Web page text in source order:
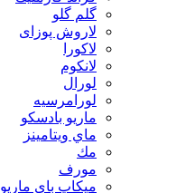
گلم گلو
لاروش پوزای
لاكورا
لانكوم
لورال
لورامرسيه
ماريو بادسكو
ماي ويتامينز
مك
مورف
ميكاپ باي ماريو